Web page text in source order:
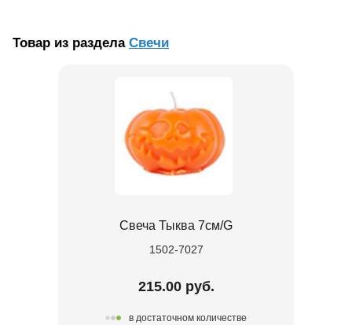
Товар из раздела Свечи
Свеча Тыква 7см/G
1502-7027
215.00 руб.
в достаточном количестве